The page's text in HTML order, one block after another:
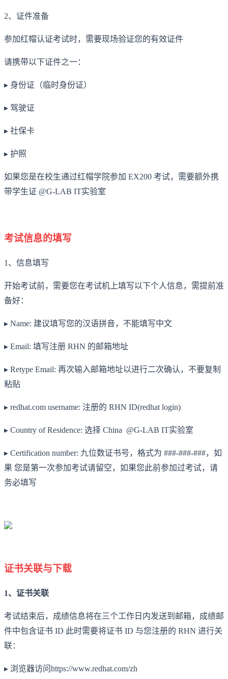
2、证件准备
参加红帽认证考试时，需要现场验证您的有效证件
请携带以下证件之一：
▸ 身份证（临时身份证）
▸ 驾驶证
▸ 社保卡
▸ 护照
如果您是在校生通过红帽学院参加 EX200 考试，需要额外携
带学生证 @G-LAB IT实验室
考试信息的填写
1、信息填写
开始考试前，需要您在考试机上填写以下个人信息，需提前准
备好：
▸ Name: 建议填写您的汉语拼音，不能填写中文
▸ Email: 填写注册 RHN 的邮箱地址
▸ Retype Email: 再次输入邮箱地址以进行二次确认，不要复制
粘贴
▸ redhat.com username: 注册的 RHN ID(redhat login)
▸ Country of Residence: 选择 China @G-LAB IT实验室
▸ Certification number: 九位数证书号，格式为 ###-###-###，如
果 您是第一次参加考试请留空，如果您此前参加过考试，请
务必填写
证书关联与下载
1、证书关联
考试结束后，成绩信息将在三个工作日内发送到邮箱，成绩邮
件中包含证书 ID 此时需要将证书 ID 与您注册的 RHN 进行关
联：
▸ 浏览器访问https://www.redhat.com/zh